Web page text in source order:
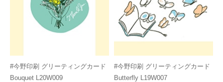
#今野印刷 グリーティングカード
Bouquet L20W009
#今野印刷 グリーティングカード
Butterfly L19W007